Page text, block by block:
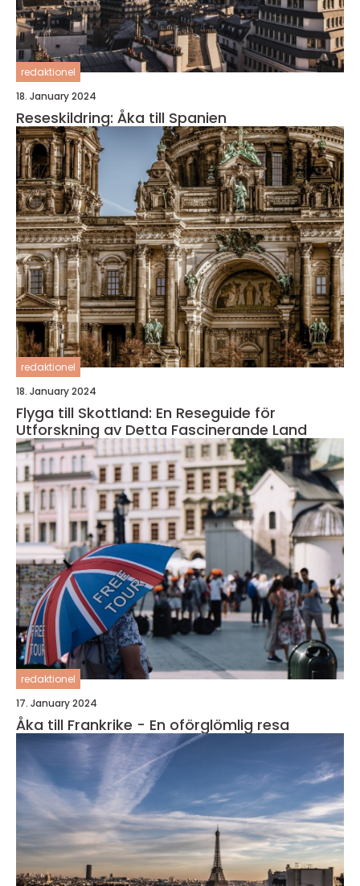
redaktionel
18. January 2024
Reseskildring: Åka till Spanien
redaktionel
18. January 2024
Flyga till Skottland: En Reseguide för
Utforskning av Detta Fascinerande Land
redaktionel
17. January 2024
Åka till Frankrike - En oförglömlig resa